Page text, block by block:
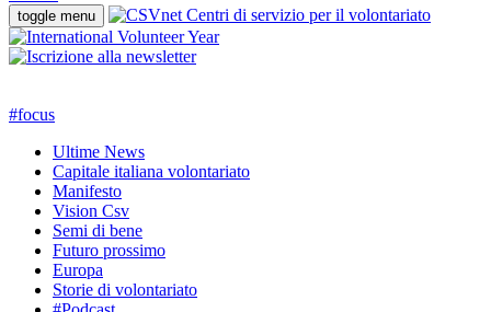
toggle menu
#focus
Ultime News
Capitale italiana volontariato
Manifesto
Vision Csv
Semi di bene
Futuro prossimo
Europa
Storie di volontariato